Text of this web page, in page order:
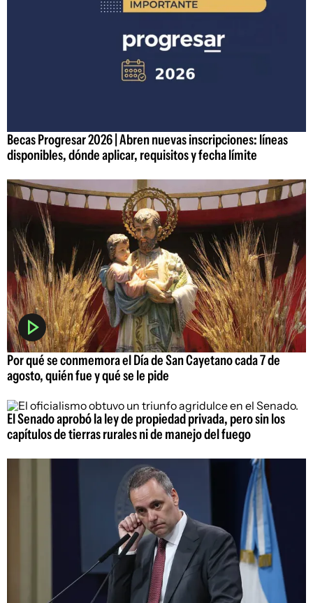
Becas Progresar 2026 | Abren nuevas inscripciones: líneas
disponibles, dónde aplicar, requisitos y fecha límite
Por qué se conmemora el Día de San Cayetano cada 7 de
agosto, quién fue y qué se le pide
El Senado aprobó la ley de propiedad privada, pero sin los
capítulos de tierras rurales ni de manejo del fuego